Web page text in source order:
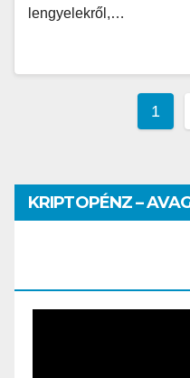
lengyelekről,…
1
KRIPTOPÉNZ –